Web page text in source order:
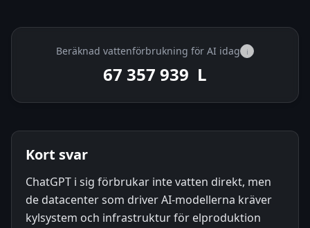
Beräknad vattenförbrukning för AI idag i
67 358 147 L
Kort svar
ChatGPT i sig förbrukar inte vatten direkt, men
de datacenter som driver AI-modellerna kräver
kylsystem och infrastruktur för elproduktion